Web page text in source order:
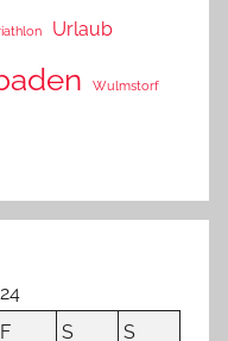
Urlaub
Wulmstorf
F S
S